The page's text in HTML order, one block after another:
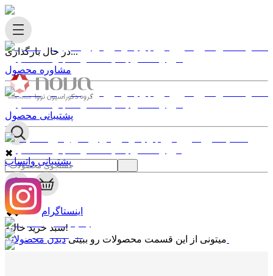
در حال بارگذاری...
✖
0
✖
سبد خرید خالیه!
میتونی از این قسمت محصولات رو ببینی
مشاوره محصول
پشتیبانی محصول
پشتیبانی واتساپ
اینستاگرام